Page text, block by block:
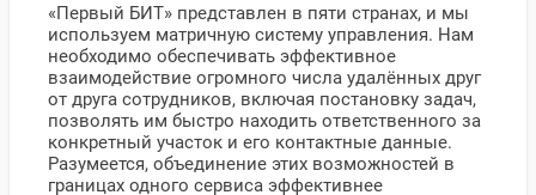
«Первый БИТ» представлен в пяти странах, и мы
используем матричную систему управления. Нам
необходимо обеспечивать эффективное
взаимодействие огромного числа удалённых друг
от друга сотрудников, включая постановку задач,
позволять им быстро находить ответственного за
конкретный участок и его контактные данные.
Разумеется, объединение этих возможностей в
границах одного сервиса эффективнее